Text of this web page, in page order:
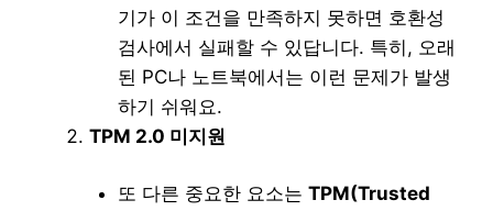
기가 이 조건을 만족하지 못하면 호환성
검사에서 실패할 수 있답니다. 특히, 오래
된 PC나 노트북에서는 이런 문제가 발생
하기 쉬워요.
TPM 2.0 미지원
또 다른 중요한 요소는 TPM(Trusted